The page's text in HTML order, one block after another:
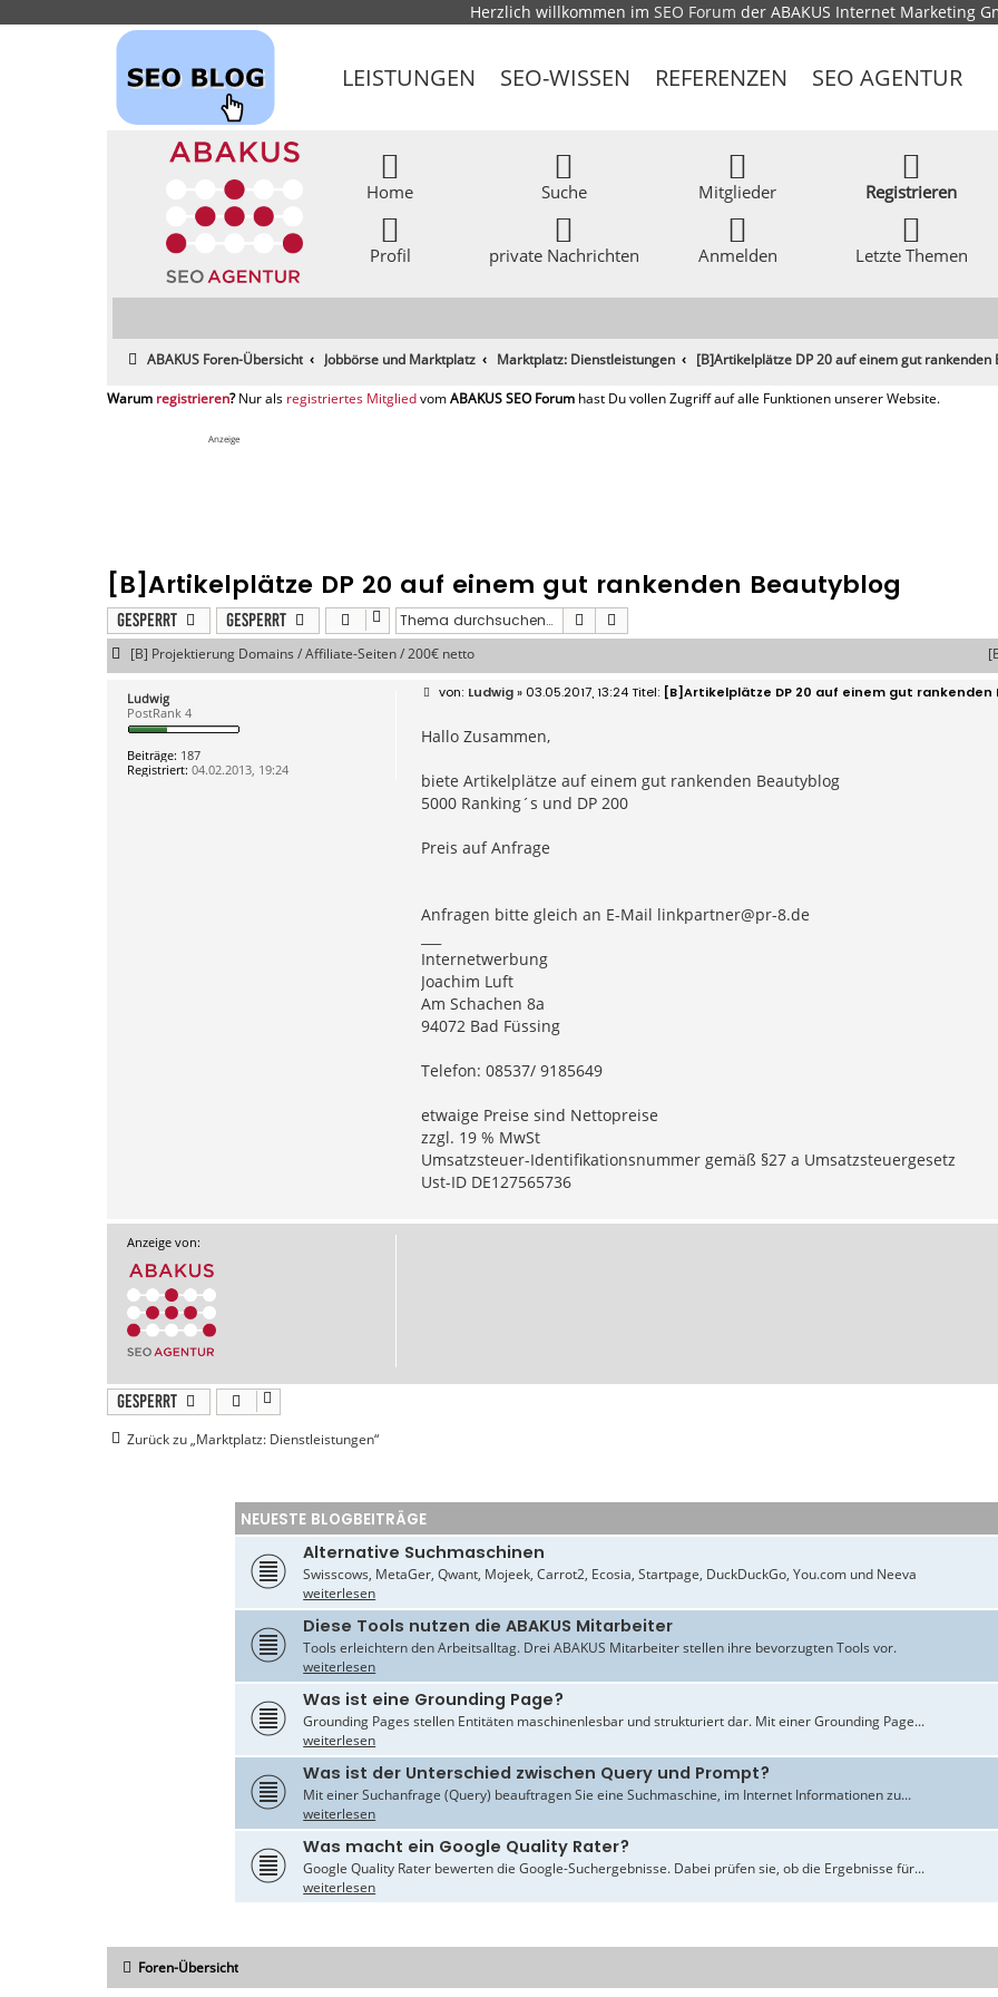
Herzlich willkommen im SEO Forum der ABAKUS Internet Marketing
LEISTUNGEN SEO-WISSEN REFERENZEN SEO AGENTUR
Home
Profil
Suche
private Nachrichten
Mitglieder
Anmelden
Registrieren
Letzte Themen
ABAKUS Foren-Übersicht Jobbörse und Marktplatz Marktplatz: Dienstleistungen [B]Artikelplätze DP 20 auf einem gut rankenden
registrieren registriertes Mitglied
Anzeige
[B]Artikelplätze DP 20 auf einem gut rankenden Beautyblog
Gesperrt Gesperrt Suche
[B] Projektierung Domains / Affiliate-Seiten / 200€ netto
Ludwig
PostRank 4
Beiträge: 187
Registriert: 04.02.2013, 19:24
B
t
g
Ludwig» 03.05.2017, 13:24 [B]Artikelplätze DP 20 auf einem gut rankenden
Hallo Zusammen,
biete Artikelplätze auf einem gut rankenden Beautyblog
5000 Ranking´s und DP 200
Preis auf Anfrage
Anfragen bitte gleich an E-Mail linkpartner@pr-8.de
Internetwerbung
Joachim Luft
Am Schachen 8a
94072 Bad Füssing
Telefon: 08537/ 9185649
etwaige Preise sind Nettopreise
zzgl. 19 % MwSt
Umsatzsteuer-Identifikationsnummer gemäß §27 a Umsatzsteuergesetz
Ust-ID DE127565736
Anzeige von:
Gesperrt
Zurück zu „Marktplatz: Dienstleistungen“
NEUESTE BLOGBEITRÄGE
Alternative Suchmaschinen
Swisscows, MetaGer, Qwant, Mojeek, Carrot2, Ecosia, Startpage, DuckDuckGo, You.com und Neeva
weiterlesen
Diese Tools nutzen die ABAKUS Mitarbeiter
Tools erleichtern den Arbeitsalltag. Drei ABAKUS Mitarbeiter stellen ihre bevorzugten Tools vor.
weiterlesen
Was ist eine Grounding Page?
Grounding Pages stellen Entitäten maschinenlesbar und strukturiert dar. Mit einer Grounding Page...
weiterlesen
Was ist der Unterschied zwischen Query und Prompt?
Mit einer Suchanfrage (Query) beauftragen Sie eine Suchmaschine, im Internet Informationen zu...
weiterlesen
Was macht ein Google Quality Rater?
Google Quality Rater bewerten die Google-Suchergebnisse. Dabei prüfen sie, ob die Ergebnisse für...
weiterlesen
Foren-Übersicht